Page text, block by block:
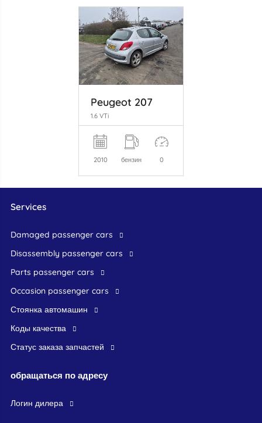
Peugeot 207
1.6 VTi
2010 бензин 0
Services
damaged passenger cars
disassembly passenger cars
parts passenger cars
occasion passenger cars
стоянка автомашин
Коды качества
Статус заказа запчастей
обращаться по адресу
логин дилера